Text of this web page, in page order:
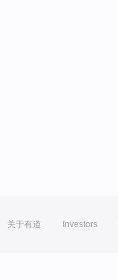
关于有道 Investors